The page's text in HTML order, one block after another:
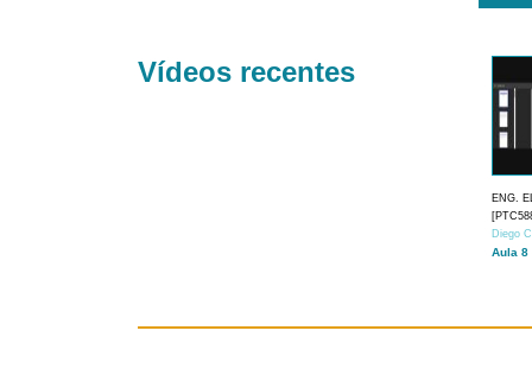
Vídeos recentes
ENG.
Diego
Aula 8